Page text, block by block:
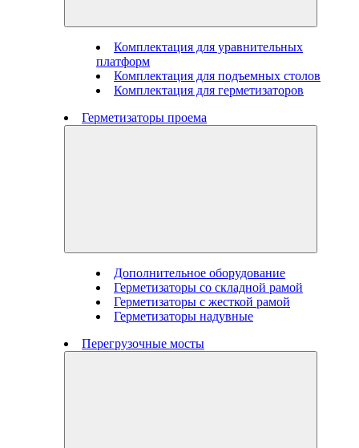
Комплектация для уравнительных
платформ
Комплектация для подъемных столов
Комплектация для герметизаторов
Герметизаторы проема
Дополнительное оборудование
Герметизаторы со складной рамой
Герметизаторы с жесткой рамой
Герметизаторы надувные
Перегрузочные мосты